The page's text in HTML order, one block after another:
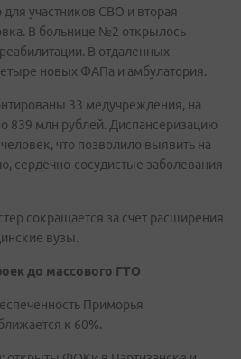
участников СВО и вторая
В больнице №2 открылось
В отдаленных
новых ФАПа и амбулатория.
33 медучреждения, на
839 млн рублей. Диспансеризацию
что позволило выявить на
сердечно-сосудистые заболевания
сокращается за счет расширения
вузы.
до массового ГТО
Приморья
к 60%.